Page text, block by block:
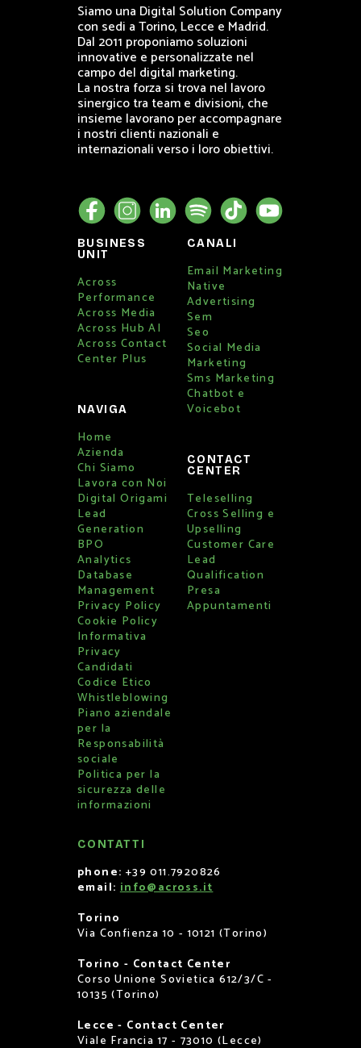
Siamo una Digital Solution Company
con sedi a Torino, Lecce e Madrid.
Dal 2011 proponiamo soluzioni
innovative e personalizzate nel
campo del digital marketing.
La nostra forza si trova nel lavoro
sinergico tra team e divisioni, che
insieme lavorano per accompagnare
i nostri clienti nazionali e
internazionali verso i loro obiettivi.
BUSINESS
UNIT
Across
Performance
Across Media
Across Hub AI
Across Contact
Center Plus
NAVIGA
Home
Azienda
Chi Siamo
Lavora con Noi
Digital Origami
Lead
Generation
BPO
Analytics
Database
Management
Privacy Policy
Cookie Policy
Informativa
Privacy
Candidati
Codice Etico
Whistleblowing
Piano aziendale
per la
Responsabilità
sociale
Politica per la
sicurezza delle
informazioni
CANALI
Email Marketing
Native
Advertising
Sem
Seo
Social Media
Marketing
Sms Marketing
Chatbot e
Voicebot
CONTACT
CENTER
Teleselling
Cross Selling e
Upselling
Customer Care
Lead
Qualification
Presa
Appuntamenti
CONTATTI
phone: +39 011.7920826
email: info@across.it
Torino
Via Confienza 10 - 10121 (Torino)
Torino - Contact Center
Corso Unione Sovietica 612/3/C -
10135 (Torino)
Lecce - Contact Center
Viale Francia 17 - 73010 (Lecce)